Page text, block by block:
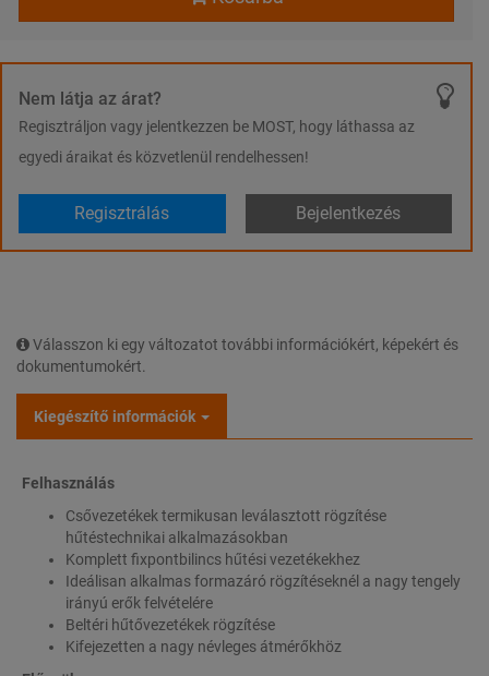
Nem látja az árat?
Regisztráljon vagy jelentkezzen be MOST, hogy láthassa az
egyedi áraikat és közvetlenül rendelhessen!
Regisztrálás Bejelentkezés
Válasszon ki egy változatot további információkért, képekért és
dokumentumokért.
Kiegészítő információk
Felhasználás
Csővezetékek termikusan leválasztott rögzítése
hűtéstechnikai alkalmazásokban
Komplett fixpontbilincs hűtési vezetékekhez
Ideálisan alkalmas formazáró rögzítéseknél a nagy tengely
irányú erők felvételére
Beltéri hűtővezetékek rögzítése
Kifejezetten a nagy névleges átmérőkhöz